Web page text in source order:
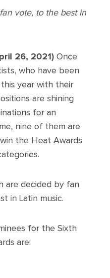
vote, to the best in
26, 2021) Once
who have been
year with their
are shining
for an
nine of them are
the Heat Awards
are decided by fan
in Latin music.
for the Sixth
are: